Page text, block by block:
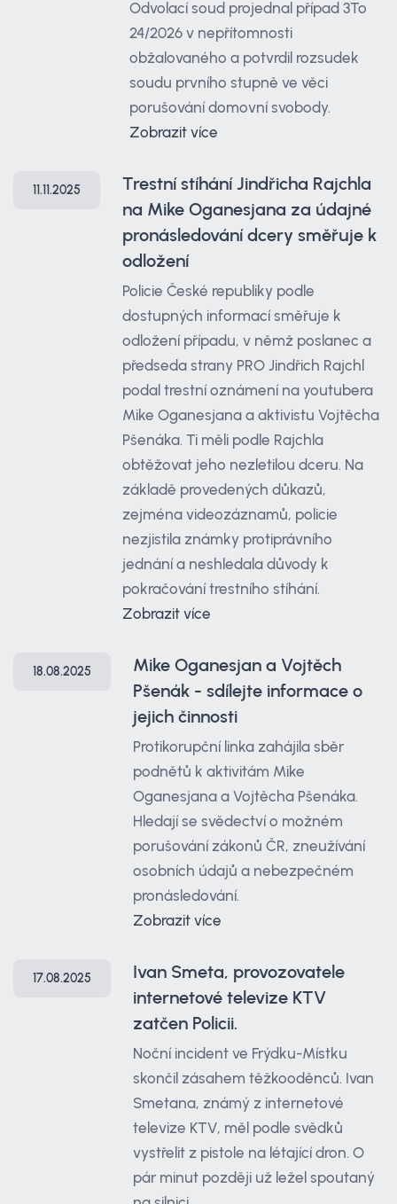
Odvolací soud projednal případ 3To
24/2026 v nepřítomnosti
obžalovaného a potvrdil rozsudek
soudu prvního stupně ve věci
porušování domovní svobody.
Zobrazit více
11.11.2025
Trestní stíhání Jindřicha Rajchla
na Mike Oganesjana za údajné
pronásledování dcery směřuje k
odložení
Policie České republiky podle
dostupných informací směřuje k
odložení případu, v němž poslanec a
předseda strany PRO Jindřich Rajchl
podal trestní oznámení na youtubera
Mike Oganesjana a aktivistu Vojtěcha
Pšenáka. Ti měli podle Rajchla
obtěžovat jeho nezletilou dceru. Na
základě provedených důkazů,
zejména videozáznamů, policie
nezjistila známky protiprávního
jednání a neshledala důvody k
pokračování trestního stíhání.
Zobrazit více
18.08.2025
Mike Oganesjan a Vojtěch
Pšenák - sdílejte informace o
jejich činnosti
Protikorupční linka zahájila sběr
podnětů k aktivitám Mike
Oganesjana a Vojtěcha Pšenáka.
Hledají se svědectví o možném
porušování zákonů ČR, zneužívání
osobních údajů a nebezpečném
pronásledování.
Zobrazit více
17.08.2025
Ivan Smeta, provozovatele
internetové televize KTV
zatčen Policii.
Noční incident ve Frýdku-Místku
skončil zásahem těžkooděnců. Ivan
Smetana, známý z internetové
televize KTV, měl podle svědků
vystřelit z pistole na létající dron. O
pár minut později už ležel spoutaný